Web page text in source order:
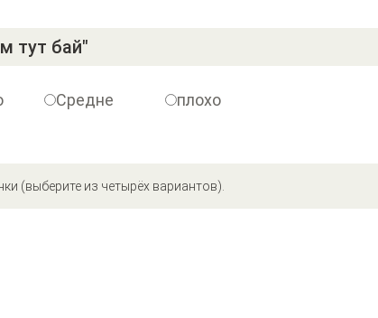
тут бай"
Средне плохо
(выберите из четырёх вариантов).